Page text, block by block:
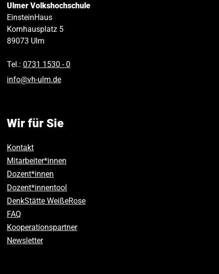
Ulmer Volkshochschule
EinsteinHaus
Kornhausplatz 5
89073 Ulm
Tel.: 0731 1530 ‑ 0
info@vh-ulm.de
Wir für Sie
Kontakt
Mitarbeiter*innen
Dozent*innen
Dozent*innentool
DenkStätte WeißeRose
FAQ
Kooperationspartner
Newsletter